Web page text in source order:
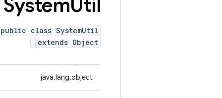
SystemUtil
public class SystemUtil
extends Object
java.lang.object